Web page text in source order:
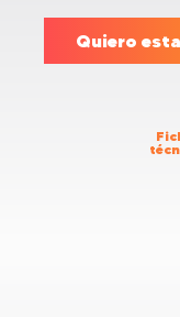
Quiero